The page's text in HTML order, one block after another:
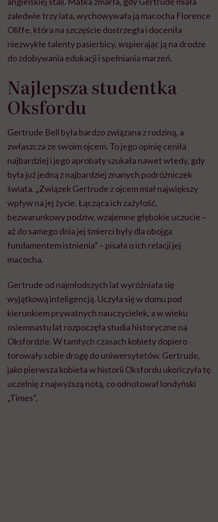
zaledwie trzy lata, wychowywała ją macocha Florence
Oliffe, która na szczęście dostrzegła i doceniła
niezwykłe talenty pasierbicy, wspierając ją na drodze
do zdobywania edukacji i spełniania marzeń.
Najlepsza studentka
Oksfordu
Gertrude Bell była bardzo związana z rodziną, a
zwłaszcza ze swoim ojcem. To jego opinię ceniła
najbardziej i jego aprobaty szukała nawet wtedy, gdy
była już jedną z najbardziej znanych podróżniczek
świata. „Związek Gertrude z ojcem miał największy
wpływ na jej życie. Łącząca ich zażyłość,
bezwarunkowy podziw, wzajemne głębokie uczucie –
aż do samego dnia jej śmierci były dla obojga
fundamentem istnienia” – pisała o ich relacji jej
macocha.
Gertrude od najmłodszych lat wyróżniała się
wyjątkową inteligencją. Uczyła się w domu pod
kierunkiem prywatnych nauczycielek, a w wieku
osiemnastu lat rozpoczęła studia historyczne na
Oksfordzie. W tamtych czasach kobiety dopiero
torowały sobie drogę do uniwersytetów. Gertrude,
jako pierwsza kobieta w historii Oksfordu ukończyła tę
uczelnię z najwyższą notą, co odnotował londyński
„Times”.